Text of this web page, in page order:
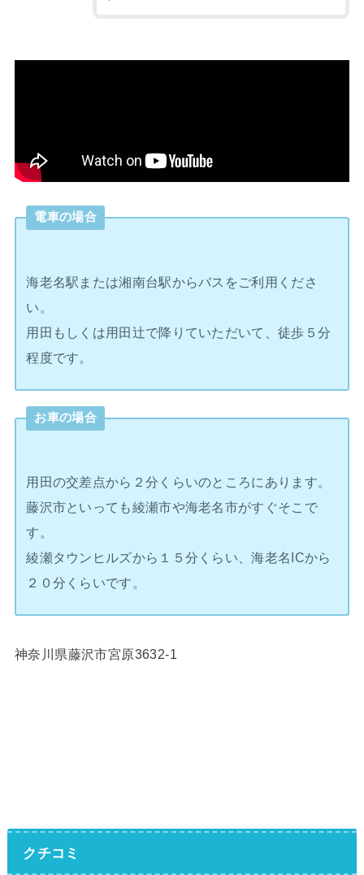
電車の場合
海老名駅または湘南台駅からバスをご利用くださ
い。
用田もしくは用田辻で降りていただいて、徒歩５分
程度です。
お車の場合
用田の交差点から２分くらいのところにあります。
藤沢市といっても綾瀬市や海老名市がすぐそこで
す。
綾瀬タウンヒルズから１５分くらい、海老名ICから
２０分くらいです。
神奈川県藤沢市宮原3632-1
クチコミ